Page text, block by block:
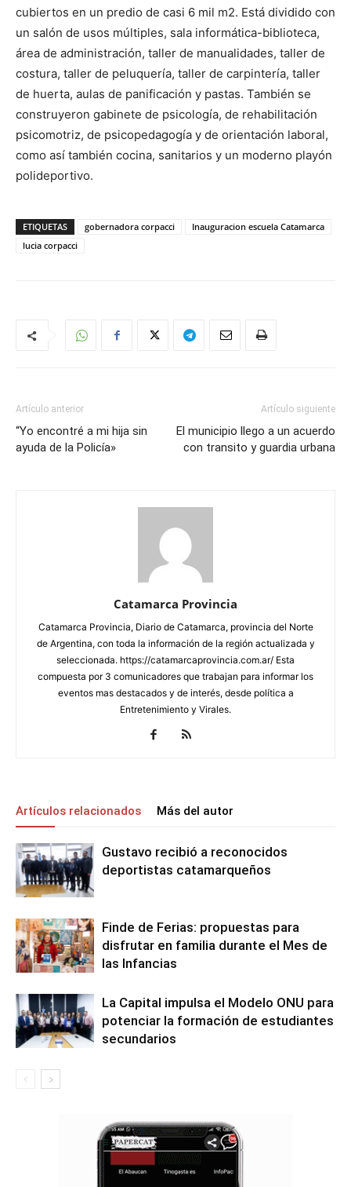
cubiertos en un predio de casi 6 mil m2. Está dividido con
un salón de usos múltiples, sala informática-biblioteca,
área de administración, taller de manualidades, taller de
costura, taller de peluquería, taller de carpintería, taller
de huerta, aulas de panificación y pastas. También se
construyeron gabinete de psicología, de rehabilitación
psicomotriz, de psicopedagogía y de orientación laboral,
como así también cocina, sanitarios y un moderno playón
polideportivo.
ETIQUETAS gobernadora corpacci
Inauguracion escuela Catamarca
lucia corpacci
Artículo anterior
“Yo encontré a mi hija sin
ayuda de la Policía»
Artículo siguiente
El municipio llego a un acuerdo
con transito y guardia urbana
Catamarca Provincia
Catamarca Provincia, Diario de Catamarca, provincia del Norte
de Argentina, con toda la información de la región actualizada y
seleccionada. https://catamarcaprovincia.com.ar/ Esta
compuesta por 3 comunicadores que trabajan para informar los
eventos mas destacados y de interés, desde política a
Entretenimiento y Virales.
Artículos relacionados Más del autor
Gustavo recibió a reconocidos
deportistas catamarqueños
Finde de Ferias: propuestas para
disfrutar en familia durante el Mes de
las Infancias
La Capital impulsa el Modelo ONU para
potenciar la formación de estudiantes
secundarios